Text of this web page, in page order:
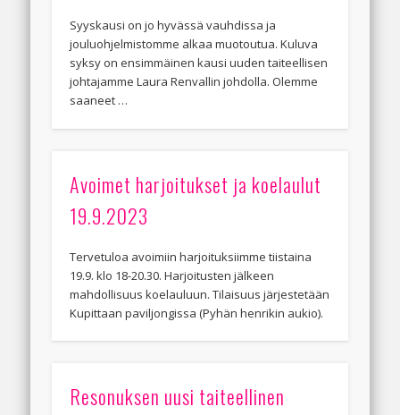
Syyskausi on jo hyvässä vauhdissa ja
jouluohjelmistomme alkaa muotoutua. Kuluva
syksy on ensimmäinen kausi uuden taiteellisen
johtajamme Laura Renvallin johdolla. Olemme
saaneet …
Avoimet harjoitukset ja koelaulut
19.9.2023
Tervetuloa avoimiin harjoituksiimme tiistaina
19.9. klo 18-20.30. Harjoitusten jälkeen
mahdollisuus koelauluun. Tilaisuus järjestetään
Kupittaan paviljongissa (Pyhän henrikin aukio).
Resonuksen uusi taiteellinen